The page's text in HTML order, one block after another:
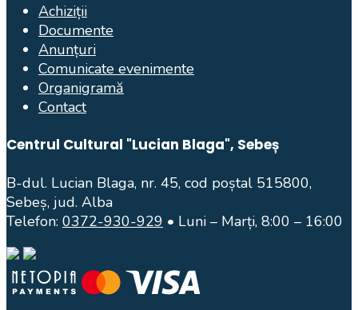
Achiziții
Documente
Anunțuri
Comunicate evenimente
Organigramă
Contact
Centrul Cultural "Lucian Blaga", Sebeș
B-dul. Lucian Blaga, nr. 45, cod poștal 515800,
Sebeș, jud. Alba
Telefon: 0372-930-929 • Luni – Marți, 8:00 – 16:00